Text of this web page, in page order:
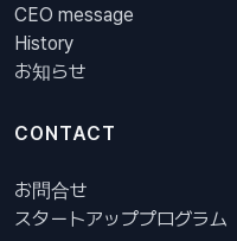
CEO message
History
お知らせ
CONTACT
お問合せ
スタートアッププログラム